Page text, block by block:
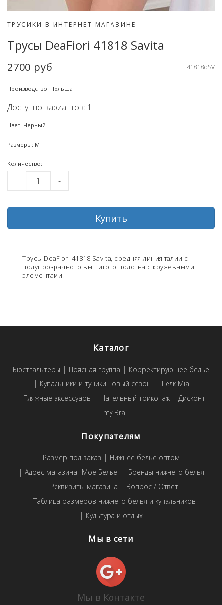
ТРУСИКИ В ИНТЕРНЕТ МАГАЗИНЕ
Трусы DeaFiori 41818 Savita
2700 руб 41818dSV
Производство: Польша
Доступно вариантов: 1
Цвет: Черный
Размеры: M
Kоличество:
+ -
Купить
Трусы DeaFiori 41818 Savita, средняя линия талии с
полупрозрачного вышитого полотна с кружевными
элементами.
Каталог
Бюстгальтеры Поясная группа
Корректирующее белье
Купальники и туники новый сезон
Шелк Mia
Пляжные аксессуары
Нательный трикотаж
Дисконт
my Bra
Покупателям
Размер под заказ
Нижнее бельё оптом
Адрес магазина "Мое Белье"
Бренды нижнего белья
Реквизиты магазина
Вопрос / Ответ
Таблица размеров нижнего белья и купальников
Культура и отдых
Мы в сети
Мы в Контакте